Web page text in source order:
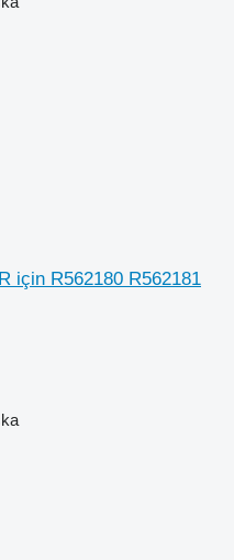
için R562180 R562181